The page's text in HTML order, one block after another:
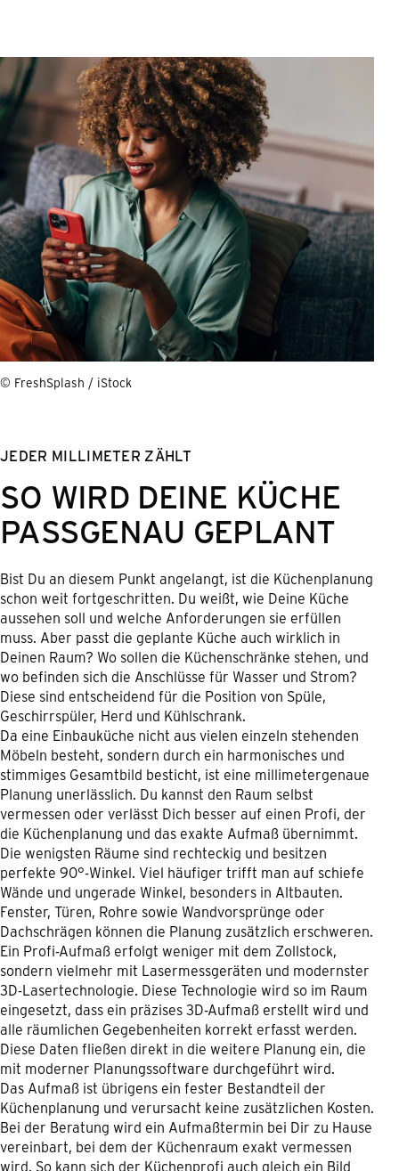
© FreshSplash / iStock
JEDER MILLIMETER ZÄHLT
SO WIRD DEINE KÜCHE
PASSGENAU GEPLANT
Bist Du an diesem Punkt angelangt, ist die Küchenplanung
schon weit fortgeschritten. Du weißt, wie Deine Küche
aussehen soll und welche Anforderungen sie erfüllen
muss. Aber passt die geplante Küche auch wirklich in
Deinen Raum? Wo sollen die Küchenschränke stehen, und
wo befinden sich die Anschlüsse für Wasser und Strom?
Diese sind entscheidend für die Position von Spüle,
Geschirrspüler, Herd und Kühlschrank.
Da eine Einbauküche nicht aus vielen einzeln stehenden
Möbeln besteht, sondern durch ein harmonisches und
stimmiges Gesamtbild besticht, ist eine millimetergenaue
Planung unerlässlich. Du kannst den Raum selbst
vermessen oder verlässt Dich besser auf einen Profi, der
die Küchenplanung und das exakte Aufmaß übernimmt.
Die wenigsten Räume sind rechteckig und besitzen
perfekte 90°-Winkel. Viel häufiger trifft man auf schiefe
Wände und ungerade Winkel, besonders in Altbauten.
Fenster, Türen, Rohre sowie Wandvorsprünge oder
Dachschrägen können die Planung zusätzlich erschweren.
Ein Profi-Aufmaß erfolgt weniger mit dem Zollstock,
sondern vielmehr mit Lasermessgeräten und modernster
3D-Lasertechnologie. Diese Technologie wird so im Raum
eingesetzt, dass ein präzises 3D-Aufmaß erstellt wird und
alle räumlichen Gegebenheiten korrekt erfasst werden.
Diese Daten fließen direkt in die weitere Planung ein, die
mit moderner Planungssoftware durchgeführt wird.
Das Aufmaß ist übrigens ein fester Bestandteil der
Küchenplanung und verursacht keine zusätzlichen Kosten.
Bei der Beratung wird ein Aufmaßtermin bei Dir zu Hause
vereinbart, bei dem der Küchenraum exakt vermessen
wird. So kann sich der Küchenprofi auch gleich ein Bild